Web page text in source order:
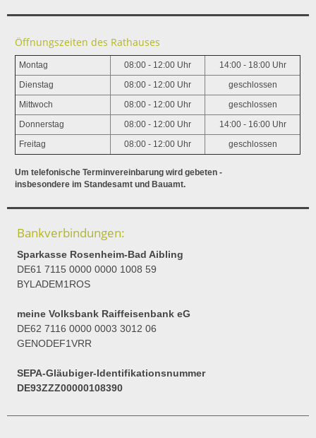
Öffnungszeiten des Rathauses
Montag 08:00 - 12:00 Uhr 14:00 - 18:00 Uhr
Dienstag 08:00 - 12:00 Uhr geschlossen
Mittwoch 08:00 - 12:00 Uhr geschlossen
Donnerstag 08:00 - 12:00 Uhr 14:00 - 16:00 Uhr
Freitag 08:00 - 12:00 Uhr geschlossen
Um telefonische Terminvereinbarung wird gebeten -
insbesondere im Standesamt und Bauamt.
Bankverbindungen:
Sparkasse Rosenheim-Bad Aibling
DE61 7115 0000 0000 1008 59
BYLADEM1ROS
meine Volksbank Raiffeisenbank eG
DE62 7116 0000 0003 3012 06
GENODEF1VRR
SEPA-Gläubiger-Identifikationsnummer
DE93ZZZ00000108390